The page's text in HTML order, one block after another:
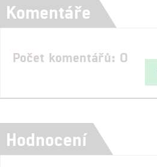
Komentáře
Počet komentářů: 0
Hodnocení